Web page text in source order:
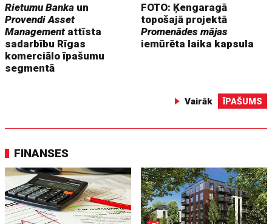
Rietumu Banka un
Provendi Asset
Management attīsta
sadarbību Rīgas
komerciālo īpašumu
segmentā
FOTO: Ķengaragā
topošajā projektā
Promenādes mājas
iemūrēta laika kapsula
Vairāk ĪPAŠUMS
FINANSES